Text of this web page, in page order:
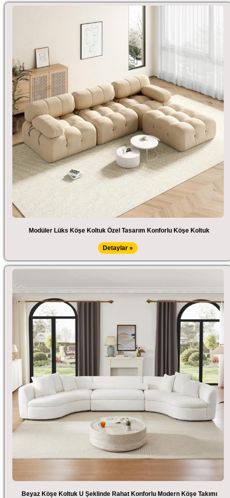
Modüler Lüks Köşe Koltuk Özel Tasarım Konforlu Köşe Koltuk
Detaylar »
Beyaz Köşe Koltuk U Şeklinde Rahat Konforlu Modern Köşe Takımı